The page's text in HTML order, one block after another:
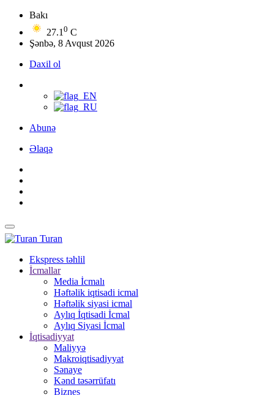
Bakı
27.1 0 C
Şənbə, 8 Avqust 2026
Daxil ol
Abunə
Əlaqə
Turan
Ekspress təhlil
İcmallar
Media İcmalı
Həftəlik iqtisadi icmal
Həftəlik siyasi icmal
Aylıq İqtisadi İcmal
Aylıq Siyasi İcmal
İqtisadiyyat
Maliyyə
Makroiqtisadiyyat
Sənaye
Kənd təsərrüfatı
Biznes